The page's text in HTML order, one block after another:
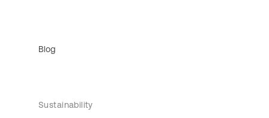
Blog
Sustainability